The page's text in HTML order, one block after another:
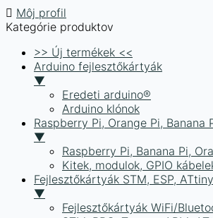
Môj profil
Kategórie produktov
>> Új termékek <<
Arduino fejlesztőkártyák
▼
Eredeti arduino®
Arduino klónok
Raspberry Pi, Orange Pi,
▼
Raspberry Pi, Banana Pi,
Kitek, modulok, GPIO
Fejlesztőkártyák STM, ESP,
▼
Fejlesztőkártyák WiFi/